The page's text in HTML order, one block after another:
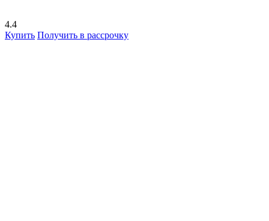
4.4
Купить Получить в рассрочку